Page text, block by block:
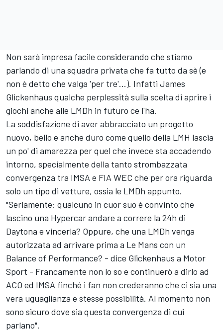
Non sarà impresa facile considerando che stiamo
parlando di una squadra privata che fa tutto da sè (e
non è detto che valga 'per tre'...). Infatti James
Glickenhaus qualche perplessità sulla scelta di aprire i
giochi anche alle LMDh in futuro ce l'ha.
La soddisfazione di aver abbracciato un progetto
nuovo, bello e anche duro come quello della LMH lascia
un po' di amarezza per quel che invece sta accadendo
intorno, specialmente della tanto strombazzata
convergenza tra IMSA e FIA WEC che per ora riguarda
solo un tipo di vetture, ossia le LMDh appunto.
"Seriamente: qualcuno in cuor suo è convinto che
lascino una Hypercar andare a correre la 24h di
Daytona e vincerla? Oppure, che una LMDh venga
autorizzata ad arrivare prima a Le Mans con un
Balance of Performance? - dice Glickenhaus a Motor
Sport - Francamente non lo so e continuerò a dirlo ad
ACO ed IMSA finché i fan non crederanno che ci sia una
vera uguaglianza e stesse possibilità. Al momento non
sono sicuro dove sia questa convergenza di cui
parlano".